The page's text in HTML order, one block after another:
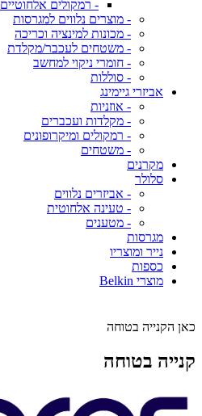
- רמקולים אלחוטיים
- מוצרים נלווים למגרסות
- מכונות למינציה וכריכה
- משטחים לעכבר/מקלדת
- חומרי ניקוי למחשב
- סוללות
אביזרי גיימינג
- אוזניות
- מקלדות ועכברים
- רמקולים ומיקרופונים
- משטחים
מקרנים
סלולר
- אביזרים נלווים
- טעינה אלחוטית
- מטענים
מגרסות
נייר ומוצריו
כספות
מוצרי Belkin
כאן הקנייה בטוחה
קנייה בטוחה